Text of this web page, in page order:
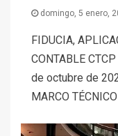
domingo, 5 enero,
FIDUCIA,
CONTABLE
de octubre de
MARCO